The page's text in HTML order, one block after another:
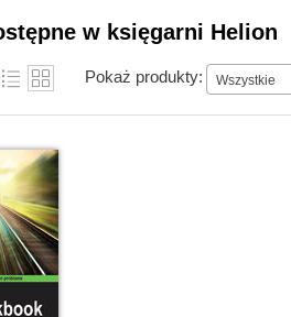
out the kinks. I would also like to
dog, Sparky, for giving me company
employees, who have made
w księgarni Helion
Pokaż produkty: Wszystkie